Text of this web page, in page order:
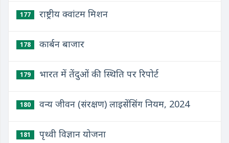
177 राष्ट्रीय क्वांटम मिशन
178 कार्बन बाजार
179 भारत में तेंदुओं की स्थिति पर रिपोर्ट
180 वन्य जीवन (संरक्षण) लाइसेंसिंग नियम, 2024
181 पृथ्वी विज्ञान योजना